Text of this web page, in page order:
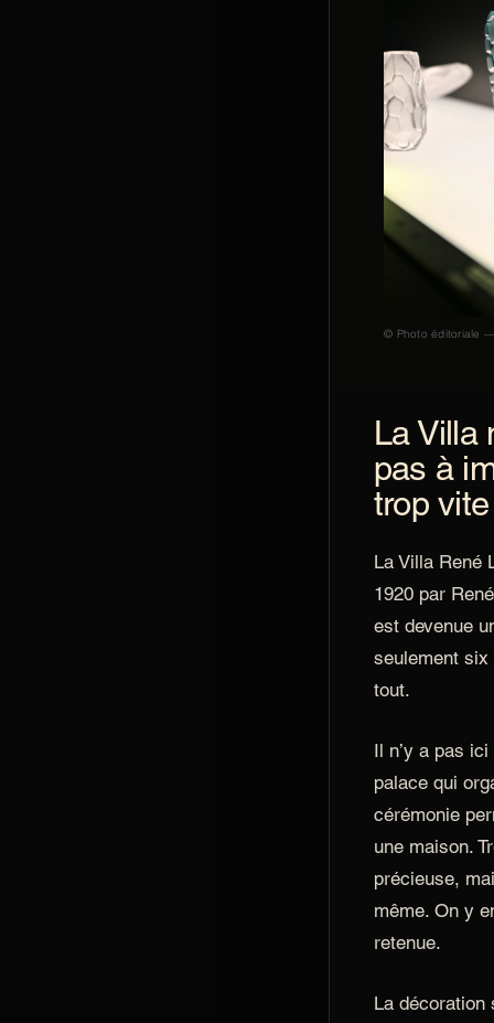
© Photo éditoriale
La Villa
pas à
trop vite
La Villa René
1920 par
est devenue
seulement
tout.
Il n’y a pas
palace qui
cérémonie
une maison.
précieuse,
même. On y
retenue.
La décoration